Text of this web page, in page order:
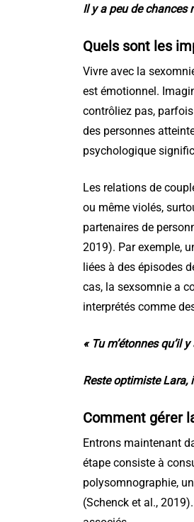
Il y a peu de chances
Quels sont les
Vivre avec la
est émotionnel.
contrôliez pas,
des personnes
psychologique
Les relations de
ou même violés,
partenaires de
2019). Par exemple,
liées à des épisodes
cas, la sexsomnie a
interprétés comme
« Tu m’étonnes qu’il
Reste optimiste Lara,
Comment gérer
Entrons maintenant
étape consiste à
polysomnographie,
(Schenck et al.,